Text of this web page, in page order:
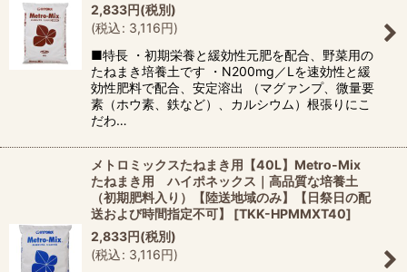
2,833円(税別)
(税込: 3,116円)
■特長 ・初期栄養と緩効性元肥を配合、野菜用の
たねまき培養土です ・N200mg／Lを速効性と緩
効性肥料で配合、安定溶出 （マグァンプ、微量要
素（ホウ素、鉄など）、カルシウム）根張りにこ
だわ…
メトロミックスたねまき用【40L】Metro-Mix
たねまき用 ハイポネックス｜高品質な培養土
（初期肥料入り）【陸送地域のみ】【日祭日の配
送および時間指定不可】
[TKK-HPMMXT40]
2,833円(税別)
(税込: 3,116円)